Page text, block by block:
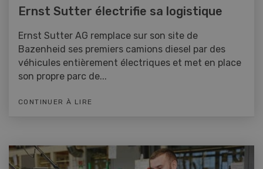
Ernst Sutter électrifie sa logistique
Ernst Sutter AG remplace sur son site de
Bazenheid ses premiers camions diesel par des
véhicules entièrement électriques et met en place
son propre parc de...
CONTINUER À LIRE